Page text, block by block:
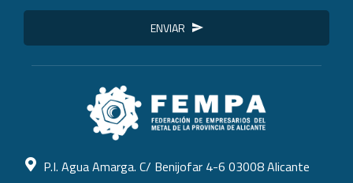
ENVIAR
P.I. Agua Amarga. C/ Benijofar 4-6 03008 Alicante